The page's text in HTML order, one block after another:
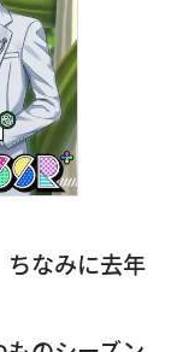
ちなみに去年